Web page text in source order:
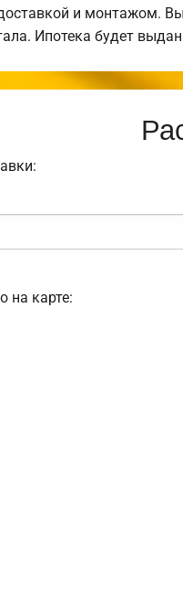
и монтажом.
Ипотека будет
на карте: